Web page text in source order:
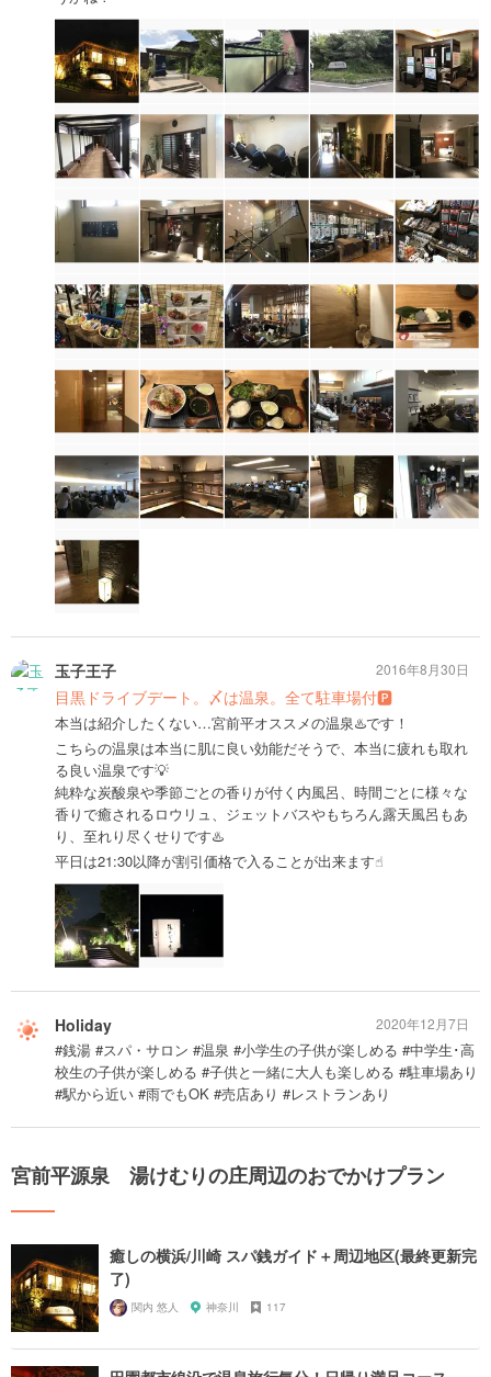
玉子王子
目黒ドライブデート。〆は温泉。全て駐車場付🅿️
本当は紹介したくない…宮前平オススメの温泉♨️です！
こちらの温泉は本当に肌に良い効能だそうで、本当に疲れも取れ
る良い温泉です💡
純粋な炭酸泉や季節ごとの香りが付く内風呂、時間ごとに様々な
香りで癒されるロウリュ、ジェットバスやもちろん露天風呂もあ
り、至れり尽くせりです♨️
平日は21:30以降が割引価格で入ることが出来ます☝︎
2016年8月30日
Holiday
#銭湯 #スパ・サロン #温泉 #小学生の子供が楽しめる #中学生･高
校生の子供が楽しめる #子供と一緒に大人も楽しめる #駐車場あり
#駅から近い #雨でもOK #売店あり #レストランあり
2020年12月7日
宮前平源泉 湯けむりの庄周辺のおでかけプラン
癒しの横浜/川崎 スパ銭ガイド＋周辺地区(最終更新完
了)
関内 悠人 神奈川 117